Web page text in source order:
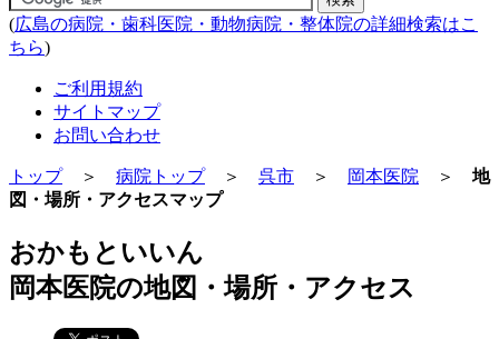
(広島の病院・歯科医院・動物病院・整体院の詳細検索はこ
ちら)
ご利用規約
サイトマップ
お問い合わせ
トップ＞ 病院トップ＞ 呉市 ＞ 岡本医院 ＞ 地
図・場所・アクセスマップ
おかもといいん
岡本医院の地図・場所・アクセス